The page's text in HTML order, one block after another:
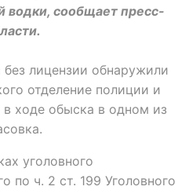
водки, сообщает пресс-
лицензии обнаружили
отделение полиции и
в ходе обыска в одном из
уголовного
по ч. 2 ст. 199 Уголовного